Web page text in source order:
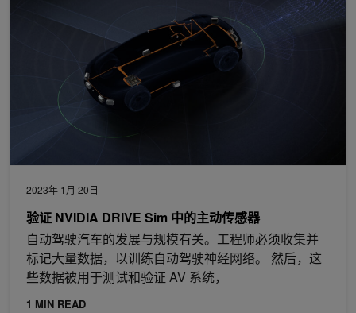
2023年 1月 20日
验证 NVIDIA DRIVE Sim 中的主动传感器
自动驾驶汽车的发展与规模有关。工程师必须收集并
标记大量数据，以训练自动驾驶神经网络。 然后，这
些数据被用于测试和验证 AV 系统，
1 MIN READ